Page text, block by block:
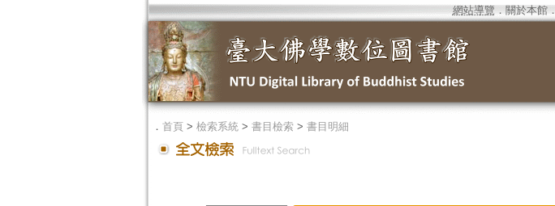
網站導覽 ． 關於本館．
． 首頁> 檢索系統> 書目檢索> 書目明細